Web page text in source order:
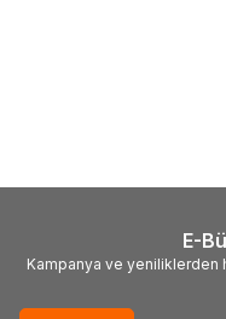
E-
Kampanya ve